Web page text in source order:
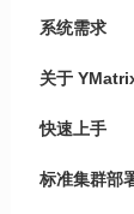
系统需求
关于
快速上手
标准集群部